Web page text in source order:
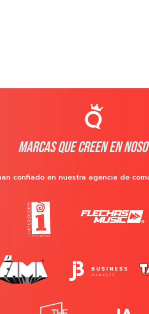
MARCAS QUE CREEN EN
confiado en nuestra agencia de